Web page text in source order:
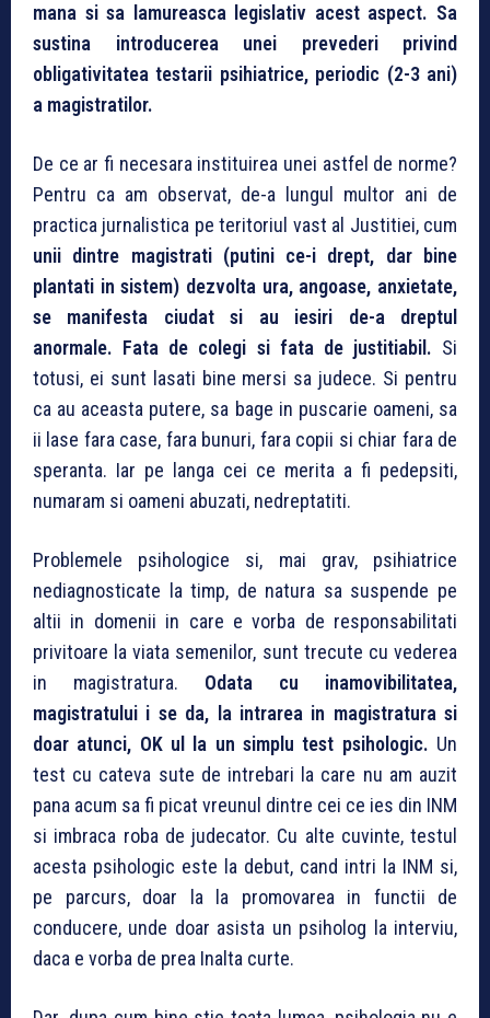
mana si sa lamureasca legislativ acest aspect. Sa
sustina introducerea unei prevederi privind
obligativitatea testarii psihiatrice, periodic (2-3 ani)
a magistratilor.
De ce ar fi necesara instituirea unei astfel de norme?
Pentru ca am observat, de-a lungul multor ani de
practica jurnalistica pe teritoriul vast al Justitiei, cum
unii dintre magistrati (putini ce-i drept, dar bine
plantati in sistem) dezvolta ura, angoase, anxietate,
se manifesta ciudat si au iesiri de-a dreptul
anormale. Fata de colegi si fata de justitiabil. Si
totusi, ei sunt lasati bine mersi sa judece. Si pentru
ca au aceasta putere, sa bage in puscarie oameni, sa
ii lase fara case, fara bunuri, fara copii si chiar fara de
speranta. Iar pe langa cei ce merita a fi pedepsiti,
numaram si oameni abuzati, nedreptatiti.
Problemele psihologice si, mai grav, psihiatrice
nediagnosticate la timp, de natura sa suspende pe
altii in domenii in care e vorba de responsabilitati
privitoare la viata semenilor, sunt trecute cu vederea
in magistratura. Odata cu inamovibilitatea,
magistratului i se da, la intrarea in magistratura si
doar atunci, OK ul la un simplu test psihologic. Un
test cu cateva sute de intrebari la care nu am auzit
pana acum sa fi picat vreunul dintre cei ce ies din INM
si imbraca roba de judecator. Cu alte cuvinte, testul
acesta psihologic este la debut, cand intri la INM si,
pe parcurs, doar la la promovarea in functii de
conducere, unde doar asista un psiholog la interviu,
daca e vorba de prea Inalta curte.